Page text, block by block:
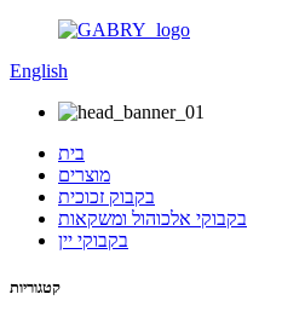
English
בית
מוצרים
בקבוק זכוכית
בקבוקי אלכוהול ומשקאות
בקבוקי יין
קטגוריות